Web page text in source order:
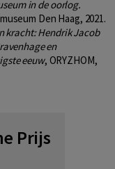
in de oorlog.
Den Haag, 2021.
kracht: Hendrik Jacob
en
eeuw, ORYZHOM,
Prijs